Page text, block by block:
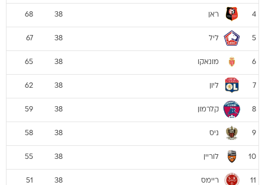
4 ראן 38
68
5 ליל 38
67
6 מונאקו 38
65
7 ליון 38
62
8 קלרמון 38
59
9 ניס 38
58
10 לוריין 38
55
11 ריימס 38
51